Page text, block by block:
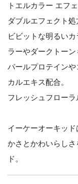
トエルカラー エフ
ダブルエフェクト
ビビットな明るい
ラーやダークトーン
パールプロテイン
カルエキス配合。
フレッシュフローラ
イーケーオーキッ
かさとかわいらし
ド。